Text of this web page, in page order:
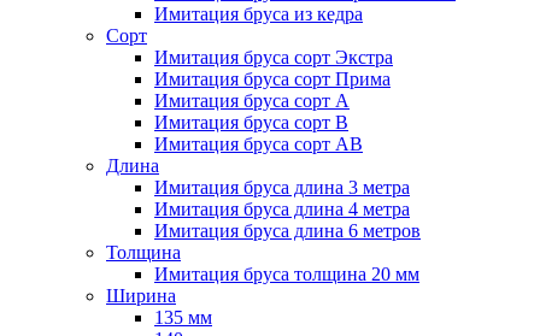
Имитация бруса из кедра
Сорт
Имитация бруса сорт Экстра
Имитация бруса сорт Прима
Имитация бруса сорт A
Имитация бруса сорт B
Имитация бруса сорт АВ
Длина
Имитация бруса длина 3 метра
Имитация бруса длина 4 метра
Имитация бруса длина 6 метров
Толщина
Имитация бруса толщина 20 мм
Ширина
135 мм